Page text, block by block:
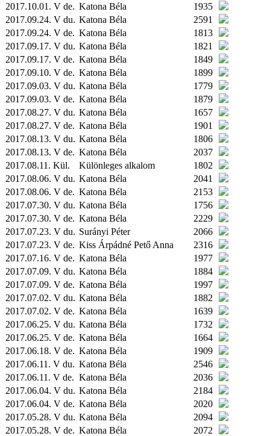
2017.10.01. V de. Katona Béla
1935
2017.09.24. V du. Katona Béla
2591
2017.09.24. V de. Katona Béla
1813
2017.09.17. V du. Katona Béla
1821
2017.09.17. V de. Katona Béla
1849
2017.09.10. V de. Katona Béla
1899
2017.09.03. V du. Katona Béla
1779
2017.09.03. V de. Katona Béla
1879
2017.08.27. V du. Katona Béla
1657
2017.08.27. V de. Katona Béla
1901
2017.08.13. V du. Katona Béla
1806
2017.08.13. V de. Katona Béla
2037
2017.08.11. Kül. Különleges alkalom
1802
2017.08.06. V du. Katona Béla
2041
2017.08.06. V de. Katona Béla
2153
2017.07.30. V du. Katona Béla
1756
2017.07.30. V de. Katona Béla
2229
2017.07.23. V du. Surányi Péter
2066
2017.07.23. V de. Kiss Árpádné Pető Anna
2316
2017.07.16. V de. Katona Béla
1977
2017.07.09. V du. Katona Béla
1884
2017.07.09. V de. Katona Béla
1997
2017.07.02. V du. Katona Béla
1882
2017.07.02. V de. Katona Béla
1639
2017.06.25. V du. Katona Béla
1732
2017.06.25. V de. Katona Béla
1664
2017.06.18. V de. Katona Béla
1909
2017.06.11. V du. Katona Béla
2546
2017.06.11. V de. Katona Béla
2036
2017.06.04. V du. Katona Béla
2184
2017.06.04. V de. Katona Béla
2020
2017.05.28. V du. Katona Béla
2094
2017.05.28. V de. Katona Béla
2072